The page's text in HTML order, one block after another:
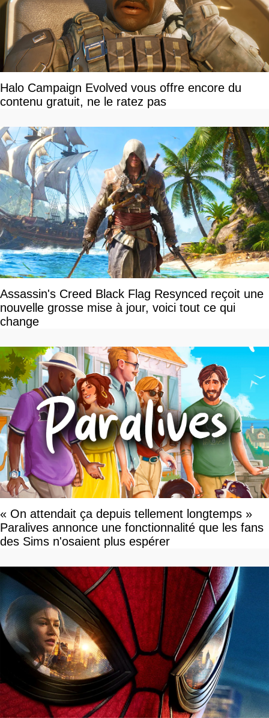
Halo Campaign Evolved vous offre encore du
contenu gratuit, ne le ratez pas
Assassin's Creed Black Flag Resynced reçoit une
nouvelle grosse mise à jour, voici tout ce qui
change
« On attendait ça depuis tellement longtemps »
Paralives annonce une fonctionnalité que les fans
des Sims n'osaient plus espérer